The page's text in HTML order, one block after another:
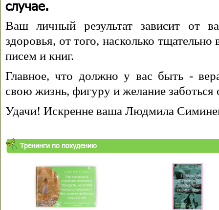
случае.
Ваш личный результат зависит от
здоровья, от того, насколько
писем и книг.
Главное, что должно у вас быть -
свою жизнь, фигуру и желание заботься
Удачи! Искренне ваша Людмила
Тренинги по похудению